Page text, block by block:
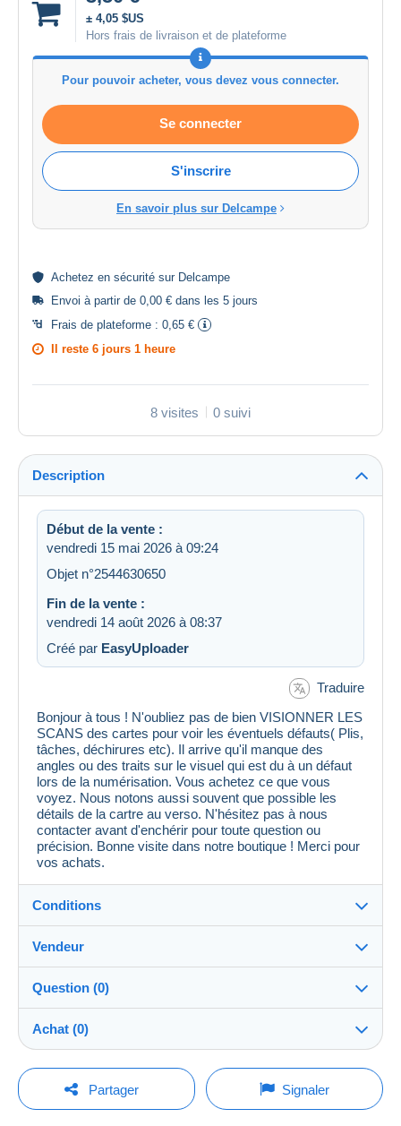
± 4,05 $US
Hors frais de livraison et de plateforme
Pour pouvoir acheter, vous devez vous connecter.
Se connecter
S'inscrire
En savoir plus sur Delcampe
Achetez en sécurité sur Delcampe
Envoi à partir de 0,00 € dans les 5 jours
Frais de plateforme : 0,65 €
Il reste 6 jours 1 heure
8 visites 0 suivi
Description
Début de la vente :
vendredi 15 mai 2026 à 09:24
Objet n°2544630650
Fin de la vente :
vendredi 14 août 2026 à 08:37
Créé par EasyUploader
Traduire
Bonjour à tous ! N'oubliez pas de bien VISIONNER LES
SCANS des cartes pour voir les éventuels défauts( Plis,
tâches, déchirures etc). Il arrive qu'il manque des
angles ou des traits sur le visuel qui est du à un défaut
lors de la numérisation. Vous achetez ce que vous
voyez. Nous notons aussi souvent que possible les
détails de la cartre au verso. N'hésitez pas à nous
contacter avant d'enchérir pour toute question ou
précision. Bonne visite dans notre boutique ! Merci pour
vos achats.
Conditions
Envoi après paiement dans les 5 jours
Frais de retour à charge de
l’acheteur.
Pour connaître les délais de retour et de
Vendeur
MondialCollection100%(36156x)
PRO
Boutique
Nom :
Question (0)
Pour poser une question, vous devez ouvrir
une session.
Achat (0)
Dernière actualisation : 07:09:15
Partager Signaler